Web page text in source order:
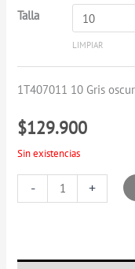
Talla
LIMPIAR
1T407011 10 Gris
$129.900
Sin existencias
- +